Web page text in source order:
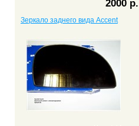
2000 р.
Зеркало заднего вида Accent